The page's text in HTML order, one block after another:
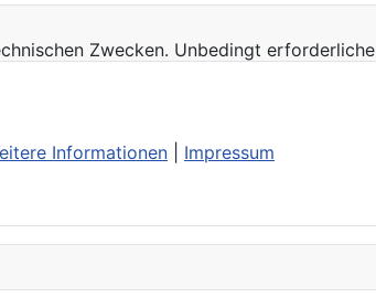
Zwecken. Unbedingt
Informationen
Impressum